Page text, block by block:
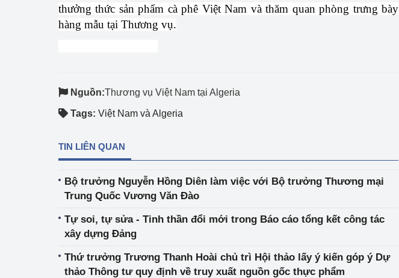
thưởng thức sản phẩm cà phê Việt Nam và thăm quan phòng trưng bày
hàng mẫu tại Thương vụ.
Nguồn:Thương vụ Việt Nam tại Algeria
Tags: Việt Nam và Algeria
TIN LIÊN QUAN
Bộ trưởng Nguyễn Hồng Diên làm việc với Bộ trưởng Thương mại
Trung Quốc Vương Văn Đào
Tự soi, tự sửa - Tinh thần đổi mới trong Báo cáo tổng kết công tác
xây dựng Đảng
Thứ trưởng Trương Thanh Hoài chủ trì Hội thảo lấy ý kiến góp ý Dự
thảo Thông tư quy định về truy xuất nguồn gốc thực phẩm